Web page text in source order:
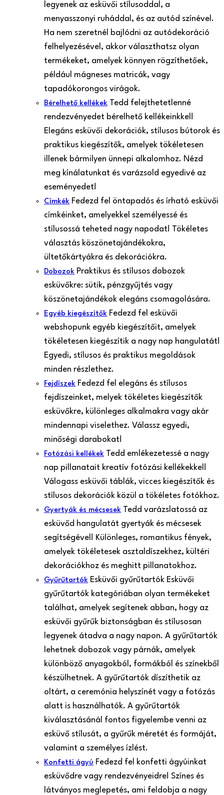
legyenek az esküvői stílusoddal, a
menyasszonyi ruháddal, és az autód színével.
Ha nem szeretnél bajlódni az autódekoráció
felhelyezésével, akkor választhatsz olyan
termékeket, amelyek könnyen rögzíthetőek,
például mágneses matricák, vagy
tapadókorongos virágok.
Bérelhető kellékek Tedd felejthetetlenné
rendezvényedet bérelhető kellékeinkkel!
Elegáns esküvői dekorációk, stílusos bútorok és
praktikus kiegészítők, amelyek tökéletesen
illenek bármilyen ünnepi alkalomhoz. Nézd
meg kínálatunkat és varázsold egyedivé az
eseményedet!
Címkék Fedezd fel öntapadós és írható esküvői
címkéinket, amelyekkel személyessé és
stílusossá teheted nagy napodat! Tökéletes
választás köszönetajándékokra,
ültetőkártyákra és dekorációkra.
Dobozok Praktikus és stílusos dobozok
esküvőkre: sütik, pénzgyűjtés vagy
köszönetajándékok elegáns csomagolására.
Egyéb kiegészítők Fedezd fel esküvői
webshopunk egyéb kiegészítőit, amelyek
tökéletesen kiegészítik a nagy nap hangulatát!
Egyedi, stílusos és praktikus megoldások
minden részlethez.
Fejdíszek Fedezd fel elegáns és stílusos
fejdíszeinket, melyek tökéletes kiegészítők
esküvőkre, különleges alkalmakra vagy akár
mindennapi viselethez. Válassz egyedi,
minőségi darabokat!
Fotózási kellékek Tedd emlékezetessé a nagy
nap pillanatait kreatív fotózási kellékekkel!
Válogass esküvői táblák, vicces kiegészítők és
stílusos dekorációk közül a tökéletes fotókhoz.
Gyertyák és mécsesek Tedd varázslatossá az
esküvőd hangulatát gyertyák és mécsesek
segítségével! Különleges, romantikus fények,
amelyek tökéletesek asztaldíszekhez, kültéri
dekorációkhoz és meghitt pillanatokhoz.
Gyűrűtartók Esküvői gyűrűtartók Esküvői
gyűrűtartók kategóriában olyan termékeket
találhat, amelyek segítenek abban, hogy az
esküvői gyűrűk biztonságban és stílusosan
legyenek átadva a nagy napon. A gyűrűtartók
lehetnek dobozok vagy párnák, amelyek
különböző anyagokból, formákból és színekből
készülhetnek. A gyűrűtartók díszíthetik az
oltárt, a ceremónia helyszínét vagy a fotózás
alatt is használhatók. A gyűrűtartók
kiválasztásánál fontos figyelembe venni az
esküvő stílusát, a gyűrűk méretét és formáját,
valamint a személyes ízlést.
Konfetti ágyú Fedezd fel konfetti ágyúinkat
esküvődre vagy rendezvényeidre! Színes és
látványos meglepetés, ami feldobja a nagy